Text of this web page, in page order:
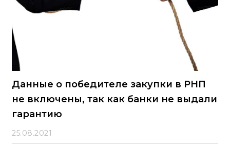
Данные о победителе закупки в РНП
не включены, так как банки не выдали
гарантию
25.08.2021